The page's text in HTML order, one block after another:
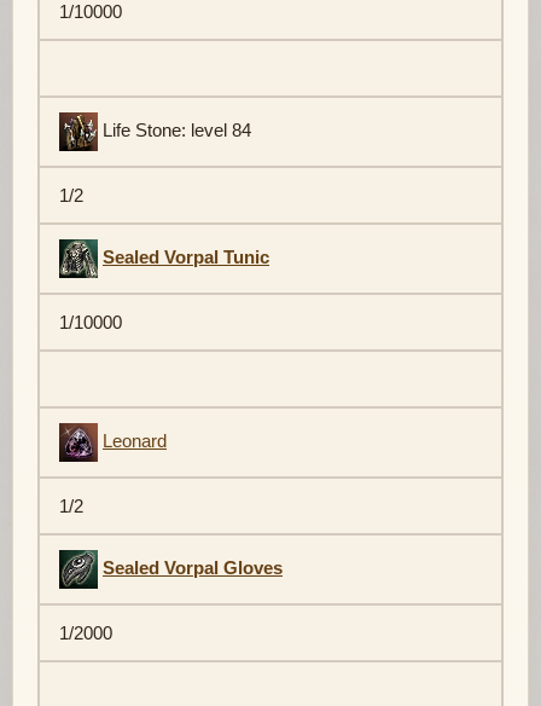
1/10000
Life Stone: level 84
1/2
Sealed Vorpal Tunic
1/10000
Leonard
1/2
Sealed Vorpal Gloves
1/2000